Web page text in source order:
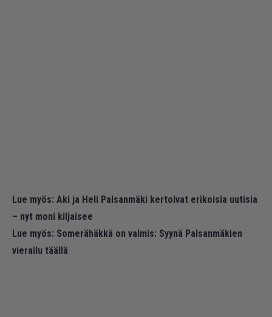
Lue myös: Aki ja Heli Palsanmäki kertoivat erikoisia uutisia
– nyt moni kiljaisee
Lue myös: Somerähäkkä on valmis: Syynä Palsanmäkien
vierailu täällä